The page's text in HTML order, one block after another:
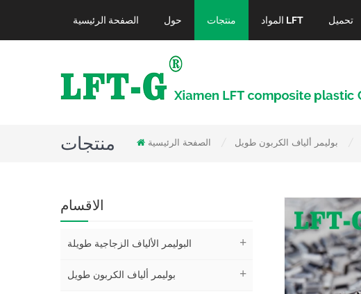
الصفحة الرئيسية حول منتجات المواد LFT تحميل
منتجات الصفحة الرئيسية بوليمر ألياف الكربون طويل
الاقسام
البوليمر الألياف الزجاجية طويلة
بوليمر ألياف الكربون طويل